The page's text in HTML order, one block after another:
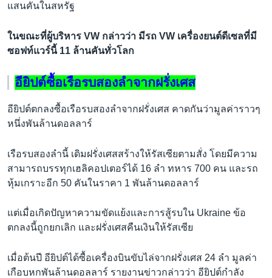
แสนคันในสหรัฐ
ในขณะที่ผู้บริหาร VW กล่าวว่า มีรถ VW เครื่องยนต์ดีเซลที่มี
ซอฟท์แวร์นี้ 11 ล้านคันทั่วโลก
อียิปต์ซื้อเรือรบสองลำจากฝรั่งเศส
อียิปต์ตกลงซื้อเรือรบสองลำจากฝรั่งเศส คาดกันว่ามูลค่าราวๆ
หนึ่งพันล้านดอลลาร์
เรือรบสองลำนี้ เดิมฝรั่งเศสสร้างให้รัสเซียตามสั่ง โดยมีความ
สามารถบรรทุกเฮลิคอปเตอร์ได้ 16 ลำ ทหาร 700 คน และรถ
หุ้มเกราะอีก 50 คันในราคา 1 พันล้านดอลลาร์
แต่เมื่อเกิดปัญหาความขัดแย้งและการสู้รบใน Ukraine ข้อ
ตกลงนี้ถูกยกเลิก และฝรั่งเศสคืนเงินให้รัสเซีย
เมื่อต้นปี อียิปต์ได้ซื้อเครื่องบินขับไล่จากฝรั่งเศส 24 ลำ มูลค่า
เกือบหกพันล้านดอลลาร์ รายงานข่าวกล่าวว่า อียิปต์กำลัง